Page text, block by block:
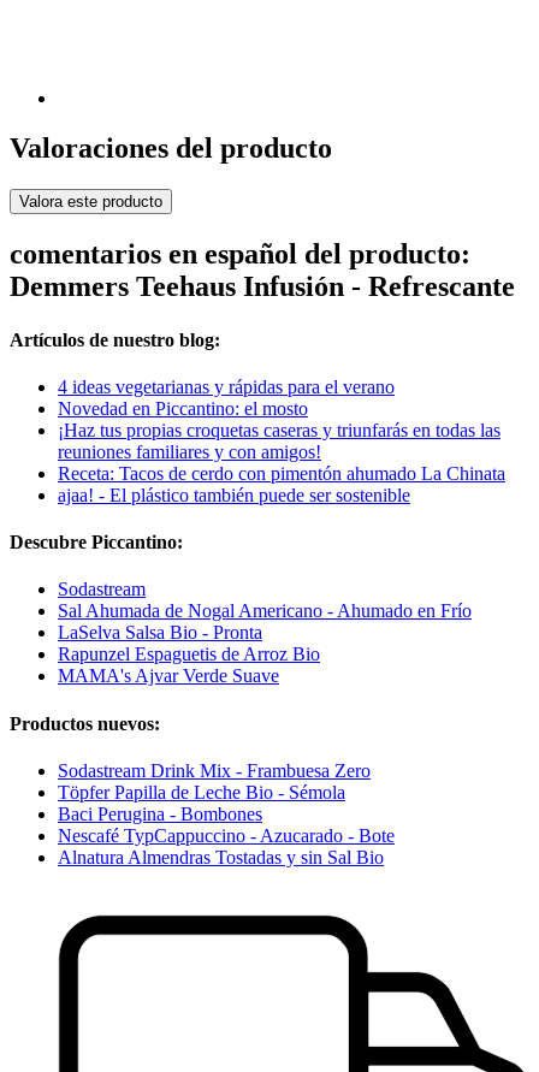
Valoraciones del producto
Valora este producto
comentarios en español del producto:
Demmers Teehaus Infusión - Refrescante
Artículos de nuestro blog:
4 ideas vegetarianas y rápidas para el verano
Novedad en Piccantino: el mosto
¡Haz tus propias croquetas caseras y triunfarás en todas las
reuniones familiares y con amigos!
Receta: Tacos de cerdo con pimentón ahumado La Chinata
ajaa! - El plástico también puede ser sostenible
Descubre Piccantino:
Sodastream
Sal Ahumada de Nogal Americano - Ahumado en Frío
LaSelva Salsa Bio - Pronta
Rapunzel Espaguetis de Arroz Bio
MAMA's Ajvar Verde Suave
Productos nuevos:
Sodastream Drink Mix - Frambuesa Zero
Töpfer Papilla de Leche Bio - Sémola
Baci Perugina - Bombones
Nescafé TypCappuccino - Azucarado - Bote
Alnatura Almendras Tostadas y sin Sal Bio